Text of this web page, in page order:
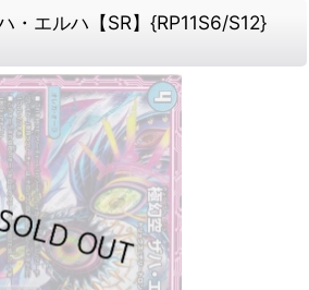
・エルハ【SR】{RP11S6/S12}